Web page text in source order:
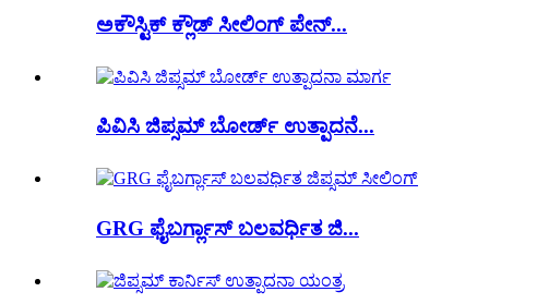
ಅಕೌಸ್ಟಿಕ್ ಕ್ಲೌಡ್ ಸೀಲಿಂಗ್ ಪೇನ್...
ಪಿವಿಸಿ ಜಿಪ್ಸಮ್ ಬೋರ್ಡ್ ಉತ್ಪಾದನೆ...
GRG ಫೈಬರ್ಗ್ಲಾಸ್ ಬಲವರ್ಧಿತ ಜಿ...